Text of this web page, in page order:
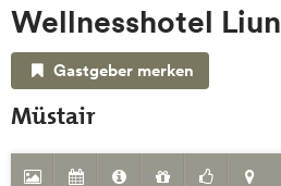
Wellnesshotel Liun
Gastgeber merken
Müstair